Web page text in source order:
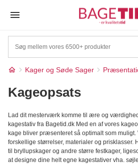
Kager og Søde Sager
Kageopsats
Lad dit mesterværk komme til ære og
kagestativ fra Bagetid.dk Med en af vores
kage bliver præsenteret så optimalt som
forskellige størrelser, materialer og prisklasser.
til bryllupskager og andre større festkager,
at designe dine helt egne kagestativer vha.